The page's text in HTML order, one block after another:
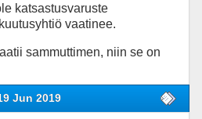
katsastusvaruste
vaatinee.
sammuttimen, niin se on
Jun 2019